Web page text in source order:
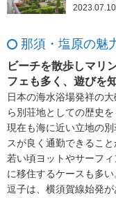
2023.07.10
那須・塩原の魅
ビーチを散歩しマリ
フェも多く、遊びを
日本の海水浴場発祥の
ら別荘地としての歴史を
現在も海に近い立地の
スが良く通勤できるこ
若い頃ヨットやサーフ
に移住するケースも多い
逗子は、横須賀線始発